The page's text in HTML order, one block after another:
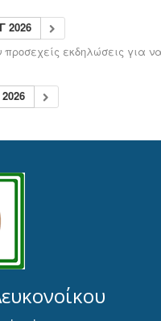
2026
εκδηλώσεις για